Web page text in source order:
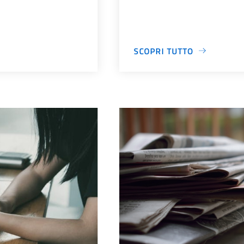
SCOPRI TUTTO